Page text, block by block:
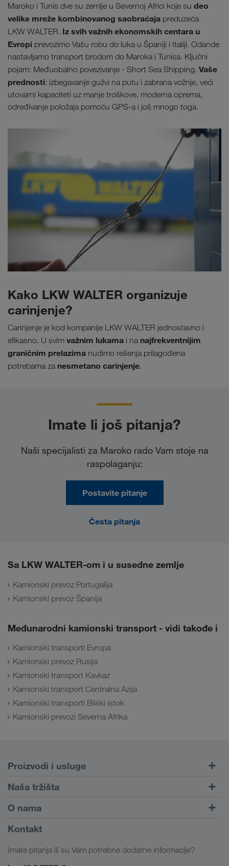
Maroko i Tunis dve su zemlje u Severnoj Africi koje su deo
velike mreže kombinovanog saobraćaja preduzeća
LKW WALTER. Iz svih važnih ekonomskih centara u
Evropi prevozimo Vašu robu do luka u Španiji i Italiji. Odande
nastavljamo transport brodom do Maroka i Tunisa. Ključni
pojam: Međuobalno povezivanje - Short Sea Shipping. Vaše
prednosti: izbegavanje gužvi na putu i zabrana vožnje, veći
utovarni kapaciteti uz manje troškove, moderna oprema,
određivanje položaja pomoću GPS-a i još mnogo toga.
Kako LKW WALTER organizuje
carinjenje?
Carinjenje je kod kompanije LKW WALTER jednostavno i
efikasno. U svim važnim lukama i na najfrekventnijim
graničnim prelazima nudimo rešenja prilagođena
potrebama za nesmetano carinjenje.
Imate li još pitanja?
Naši specijalisti za Maroko rado Vam stoje na
raspolaganju:
Postavite pitanje
Česta pitanja
Sa LKW WALTER-om i u susedne zemlje
Kamionski prevoz Portugalija
Kamionski prevoz Španija
Međunarodni kamionski transport - vidi takođe i
Kamionski transporti Evropa
Kamionski prevoz Rusija
Kamionski transport Kavkaz
Kamionski transport Centralna Azija
Kamionski transporti Bliski istok
Kamionski prevozi Severna Afrika
Proizvodi i usluge
Drumski transport
Portal za klijente CONNECT
Digitalna rešenja
Rešenja za industriju
Naša tržišta
Evropa
Kavkaz
Centralna Azija
O nama
Informacije o preduzeću
Društvena odgovornost
Kontakt
Imate pitanja ili su Vam potrebne dodatne informacije?